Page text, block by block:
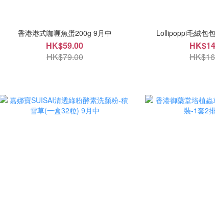
香港港式咖喱魚蛋200g 9月中
HK$59.00
HK$79.00
Lollipoppi毛絨包